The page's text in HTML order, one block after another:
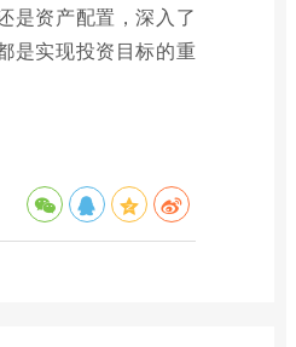
是资产配置，深入了
是实现投资目标的重